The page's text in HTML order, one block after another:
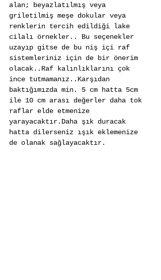
alan; beyazlatılmış veya
griletilmiş meşe dokular veya
renklerin tercih edildiği lake
cilalı örnekler.. Bu seçenekler
uzayıp gitse de bu niş içi raf
sistemleriniz için de bir önerim
olacak..Raf kalınlıklarını çok
ince tutmamanız..Karşıdan
baktığımızda min. 5 cm hatta 5cm
ile 10 cm arası değerler daha tok
raflar elde etmenize
yarayacaktır.Daha şık duracak
hatta dilerseniz ışık eklemenize
de olanak sağlayacaktır.